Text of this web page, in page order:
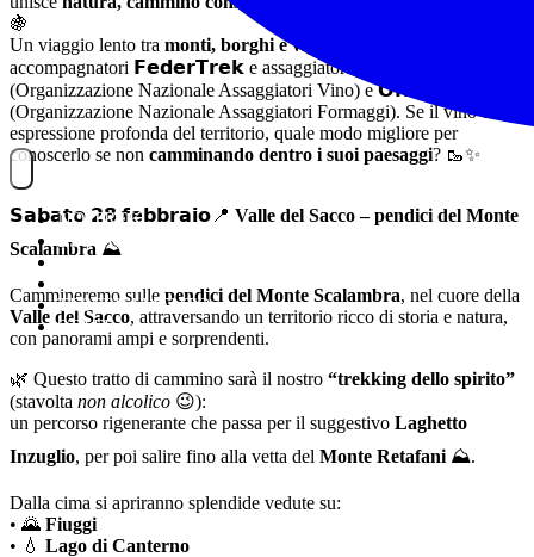
NOITREK
ESCURSIONI
GIORNALIERI
TESSERAMENTO
STAFF
🍇
Un viaggio lento tra monti, borghi e vigne
accompagnatori 𝗙𝗲𝗱𝗲𝗿𝗧𝗿𝗲𝗸 e assaggiatori 𝗢𝗡𝗔𝗩
(Organizzazione Nazionale Assaggiatori Vino) e 𝗢𝗡𝗔𝗙
(Organizzazione Nazionale Assaggiatori Formaggi). Se il vino è
espressione profonda del territorio, quale modo migliore per
conoscerlo se non camminando dentro i suoi paesaggi? 🥾✨
𝗦𝗮𝗯𝗮𝘁𝗼 𝟮𝟴 𝗳𝗲𝗯𝗯𝗿𝗮𝗶𝗼📍 Valle del Sacco – pendici del Monte
Scalambra ⛰️
Cammineremo sulle pendici del Monte Scalambra, nel cuore della
Valle del Sacco, attraversando un territorio ricco di storia e natura,
con panorami ampi e sorprendenti.
🌿 Questo tratto di cammino sarà il nostro “trekking dello spirito”
(stavolta non alcolico 😉):
un percorso rigenerante che passa per il suggestivo Laghetto
Inzuglio, per poi salire fino alla vetta del Monte Retafani ⛰️.
Dalla cima si apriranno splendide vedute su:
• 🌄 Fiuggi
• 💧 Lago di Canterno